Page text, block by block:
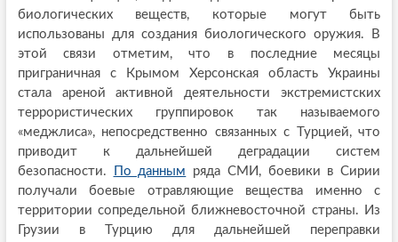
биологических веществ, которые могут быть
использованы для создания биологического оружия. В
этой связи отметим, что в последние месяцы
приграничная с Крымом Херсонская область Украины
стала ареной активной деятельности экстремистских
террористических группировок так называемого
«меджлиса», непосредственно связанных с Турцией, что
приводит к дальнейшей деградации систем
безопасности.
По данным ряда СМИ, боевики в Сирии
получали боевые отравляющие вещества именно с
территории сопредельной ближневосточной страны. Из
Грузии в Турцию для дальнейшей переправки